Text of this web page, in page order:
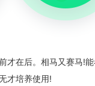
才在后。相马又赛马!
才培养使用!